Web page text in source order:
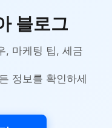
블로그
, 마케팅 팁, 세금
정보를 확인하세